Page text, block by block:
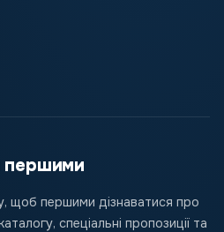
першими
щоб першими дізнаватися про
спеціальні пропозиції та